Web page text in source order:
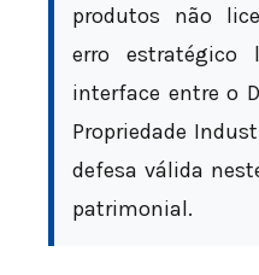
produtos não
erro
interface entre o
Propriedade
defesa válida
patrimonial.